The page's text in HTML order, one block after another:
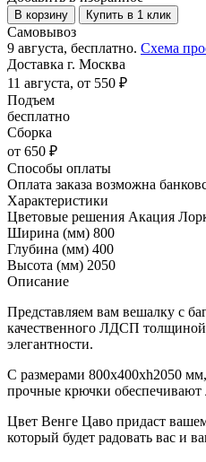
В корзину Купить в 1 клик
Самовывоз
9 августа, бесплатно. Схема
Доставка г. Москва
11 августа, от 550 ₽
Подъем
бесплатно
Сборка
от 650 ₽
Способы оплаты
Оплата заказа возможна
Характеристики
Цветовые решения Акация
Ширина (мм) 800
Глубина (мм) 400
Высота (мм) 2050
Описание
Представляем вам вешалку с
качественного ЛДСП толщиной
элегантности.
С размерами 800x400xh2050
прочные крючки
Цвет Венге Цаво придаст
который будет радовать вас и